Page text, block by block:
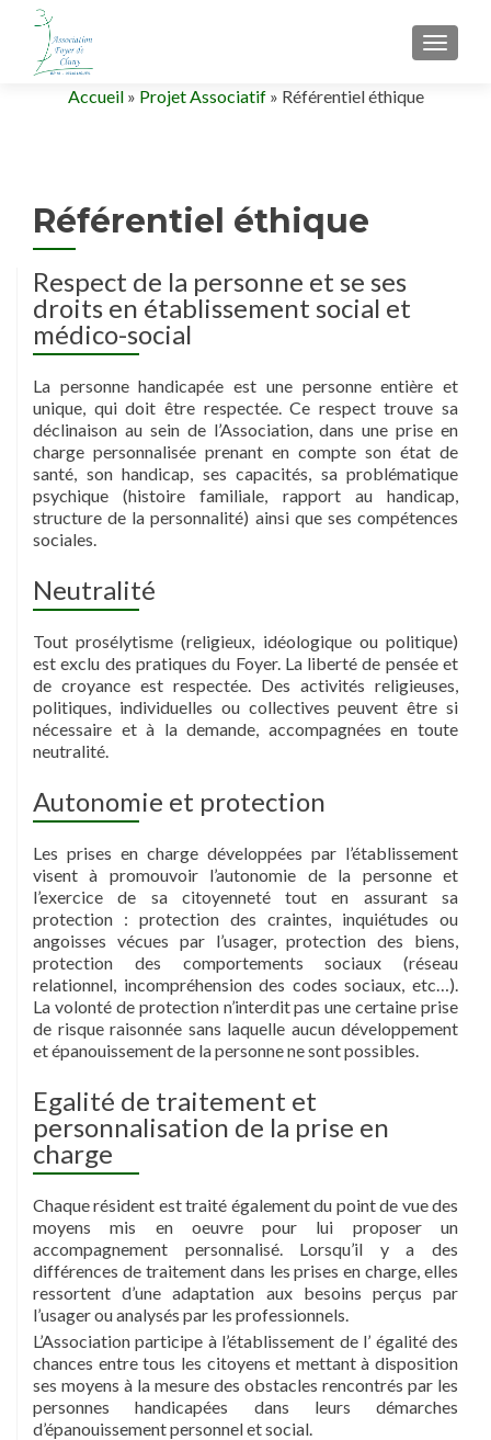
Accueil» Projet Associatif» Référentiel éthique
Référentiel éthique
Respect de la personne et se ses
droits en établissement social et
médico-social
La personne handicapée est une personne entière et
unique, qui doit être respectée. Ce respect trouve sa
déclinaison au sein de l’Association, dans une prise en
charge personnalisée prenant en compte son état de
santé, son handicap, ses capacités, sa problématique
psychique (histoire familiale, rapport au handicap,
structure de la personnalité) ainsi que ses compétences
sociales.
Neutralité
Tout prosélytisme (religieux, idéologique ou politique)
est exclu des pratiques du Foyer. La liberté de pensée et
de croyance est respectée. Des activités religieuses,
politiques, individuelles ou collectives peuvent être si
nécessaire et à la demande, accompagnées en toute
neutralité.
Autonomie et protection
Les prises en charge développées par l’établissement
visent à promouvoir l’autonomie de la personne et
l’exercice de sa citoyenneté tout en assurant sa
protection : protection des craintes, inquiétudes ou
angoisses vécues par l’usager, protection des biens,
protection des comportements sociaux (réseau
relationnel, incompréhension des codes sociaux, etc…).
La volonté de protection n’interdit pas une certaine prise
de risque raisonnée sans laquelle aucun développement
et épanouissement de la personne ne sont possibles.
Egalité de traitement et
personnalisation de la prise en
charge
Chaque résident est traité également du point de vue des
moyens mis en oeuvre pour lui proposer un
accompagnement personnalisé. Lorsqu’il y a des
différences de traitement dans les prises en charge, elles
ressortent d’une adaptation aux besoins perçus par
l’usager ou analysés par les professionnels.
L’Association participe à l’établissement de l’ égalité des
chances entre tous les citoyens et mettant à disposition
ses moyens à la mesure des obstacles rencontrés par les
personnes handicapées dans leurs démarches
d’épanouissement personnel et social.